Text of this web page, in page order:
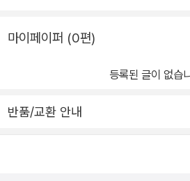
마이페이퍼 (0편)
등록된 글이 없습
반품/교환 안내